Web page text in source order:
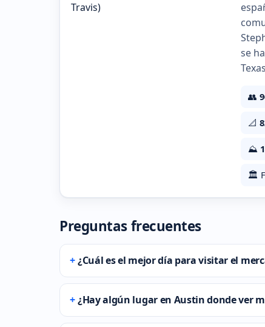
se
👥
📐
⛰️
🏛️
Preguntas frecuentes
¿Cuál es el mejor día para visitar el
¿Hay algún lugar en Austin donde ver